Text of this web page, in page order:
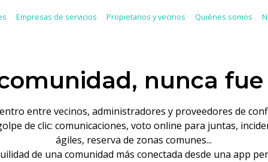
Empresas de servicios Propietarios y vecinos Quiénes somos
nunca
entre vecinos, administradores y proveedores de
de clic: comunicaciones, voto online para juntas,
ágiles, reserva de zonas comunes...
de una comunidad más conectada desde una app